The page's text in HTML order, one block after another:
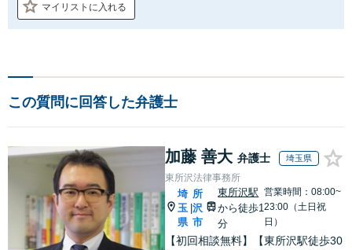
マイリストに入れる
この質問に回答した弁護士
加藤 善大 弁護士 埼玉県
東所沢法律事務所
埼
玉
県
|
所
沢
市
東所沢駅
から徒歩1
分
営業時間：08:00~
23:00（土日祝
日）
【初回相談無料】【東所沢駅徒歩30